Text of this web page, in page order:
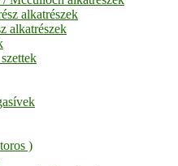
alkatrészek
alkatrészek
)